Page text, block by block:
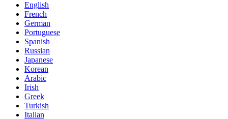
English
French
German
Portuguese
Spanish
Russian
Japanese
Korean
Arabic
Irish
Greek
Turkish
Italian